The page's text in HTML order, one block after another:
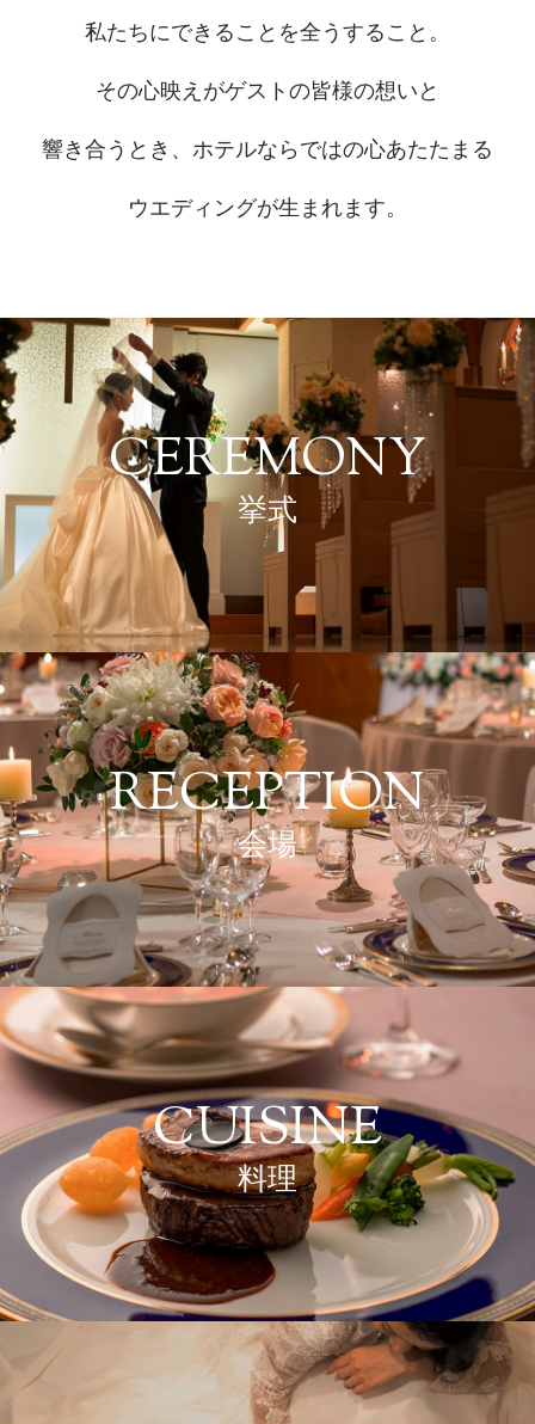
私たちにできることを全うすること。
その心映えがゲストの皆様の想いと
響き合うとき、 ホテルならではの心あたたまる
ウエディングが生まれます。
CEREMONY
挙式
RECEPTION
会場
CUISINE
料理